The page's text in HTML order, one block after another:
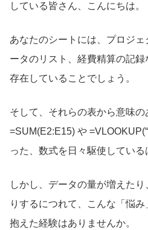
している皆さん、こんにちは。
あなたのシートには、プロジ
ータのリスト、経費精算の記
存在していることでしょう。
そして、それらの表から意味の
=SUM(E2:E15) や
った、数式を日々駆使している
しかし、データの量が増えた
りするにつれて、こんな「悩
抱えた経験はありませんか。